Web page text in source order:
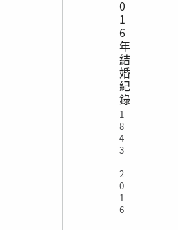
0
1
6
年
結
婚
紀
錄
1
8
4
3
-
2
0
1
6